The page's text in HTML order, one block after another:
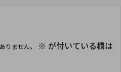
りません。 ※ が付いている欄は